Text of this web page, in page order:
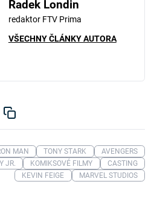
Radek Londin
redaktor FTV Prima
VŠECHNY ČLÁNKY AUTORA
MAN TONY STARK
AVENGERS
JR.
KOMIKSOVÉ FILMY
CASTING
KEVIN FEIGE
MARVEL STUDIOS